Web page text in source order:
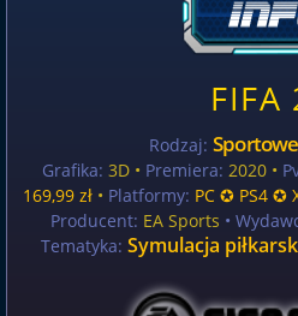
FIFA
Rodzaj:
Grafika: 3D • Premiera: 2020 •
169,99 zł• Platformy: PC ✪ PS4 ✪
Producent: EA Sports •
Tematyka: Symulacja